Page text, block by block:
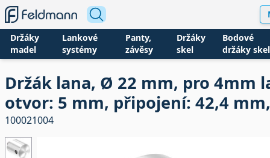
Držáky
madel
Lankové
systémy
Panty,
závěsy
Držáky
skel
Bodové
držáky skel
Držák lana, Ø 22 mm, pro 4mm
otvor: 5 mm, připojení: 42,4
100021004